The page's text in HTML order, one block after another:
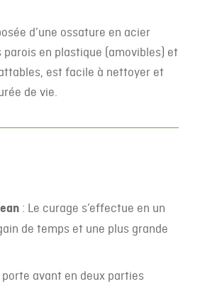
d’une ossature en acier
parois en plastique (amovibles) et
est facile à nettoyer et
de vie.
: Le curage s’effectue en un
de temps et une plus grande
porte avant en deux parties